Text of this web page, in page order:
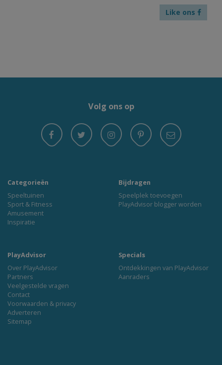
Like ons
Volg ons op
Categorieën
Speeltuinen
Sport & Fitness
Amusement
Inspiratie
Bijdragen
Speelplek toevoegen
PlayAdvisor blogger worden
PlayAdvisor
Over PlayAdvisor
Partners
Veelgestelde vragen
Contact
Voorwaarden & privacy
Adverteren
Sitemap
Specials
Ontdekkingen van PlayAdvisor
Aanraders